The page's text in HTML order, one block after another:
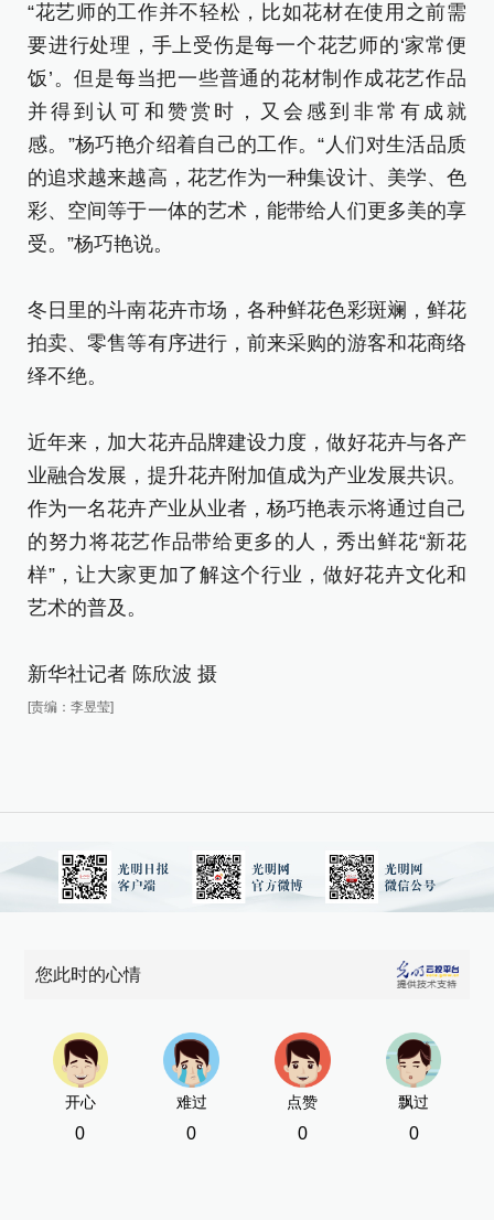
“花艺师的工作并不轻松，比如花材在使用之前需
要进行处理，手上受伤是每一个花艺师的‘家常便
饭’。但是每当把一些普通的花材制作成花艺作品
并得到认可和赞赏时，又会感到非常有成就
感。”杨巧艳介绍着自己的工作。“人们对生活品质
的追求越来越高，花艺作为一种集设计、美学、色
彩、空间等于一体的艺术，能带给人们更多美的享
受。”杨巧艳说。
冬日里的斗南花卉市场，各种鲜花色彩斑斓，鲜花
拍卖、零售等有序进行，前来采购的游客和花商络
绎不绝。
近年来，加大花卉品牌建设力度，做好花卉与各产
业融合发展，提升花卉附加值成为产业发展共识。
作为一名花卉产业从业者，杨巧艳表示将通过自己
的努力将花艺作品带给更多的人，秀出鲜花“新花
样”，让大家更加了解这个行业，做好花卉文化和
艺术的普及。
新华社记者 陈欣波 摄
[责编：李昱莹]
您此时的心情
开心
0
难过
0
点赞
0
飘过
0